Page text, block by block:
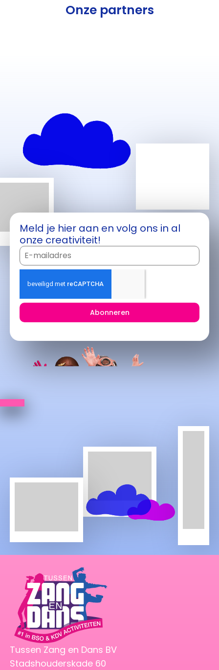
Onze partners
Meld je hier aan en volg ons in al
onze creativiteit!
Abonneren
Tussen Zang en Dans BV
Stadshouderskade 60